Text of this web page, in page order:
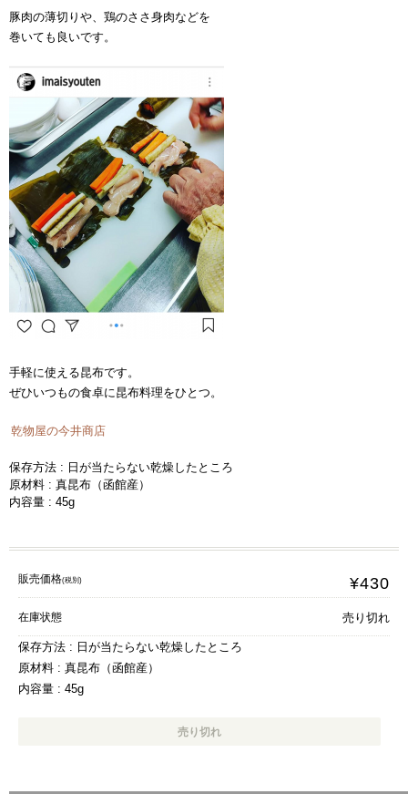
豚肉の薄切りや、鶏のささ身肉などを
巻いても良いです。
手軽に使える昆布です。
ぜひいつもの食卓に昆布料理をひとつ。
乾物屋の今井商店
保存方法 : 日が当たらない乾燥したところ
原材料 : 真昆布（函館産）
内容量 : 45g
販売価格(税別) ¥430
在庫状態 売り切れ
保存方法 : 日が当たらない乾燥したところ
原材料 : 真昆布（函館産）
内容量 : 45g
売り切れ